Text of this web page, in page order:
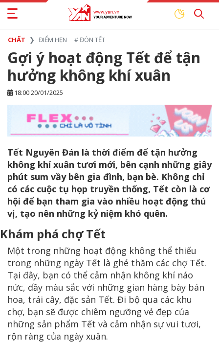
CHẤT ĐIỂM HẸN #ĐÓN TẾT
Gợi ý hoạt động Tết để tận
hưởng không khí xuân
18:00 20/01/2025
Tết Nguyên Đán là thời điểm để tận hưởng
không khí xuân tươi mới, bên cạnh những giây
phút sum vầy bên gia đình, bạn bè. Không chỉ
có các cuộc tụ họp truyền thống, Tết còn là cơ
hội để bạn tham gia vào nhiều hoạt động thú
vị, tạo nên những kỷ niệm khó quên.
Khám phá chợ Tết
Một trong những hoạt động không thể thiếu
trong những ngày Tết là ghé thăm các chợ Tết.
Tại đây, bạn có thể cảm nhận không khí náo
nức, đầy màu sắc với những gian hàng bày bán
hoa, trái cây, đặc sản Tết. Đi bộ qua các khu
chợ, bạn sẽ được chiêm ngưỡng vẻ đẹp của
những sản phẩm Tết và cảm nhận sự vui tươi,
rộn ràng của ngày xuân.